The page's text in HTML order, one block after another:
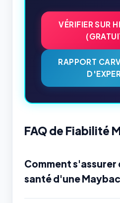
VÉRIFIER SUR
RAPPORT
FAQ de Fiabilité
Comment s'assurer
santé d'une